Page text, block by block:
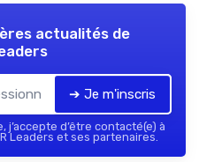
actualités de
➔ Je m'inscris
d’être contacté(e) à
Leaders et ses partenaires.